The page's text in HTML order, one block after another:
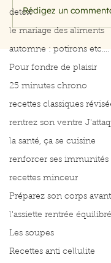
detox
le mariage des aliments
automne : potirons etc....
Pour fondre de plaisir
25 minutes chrono
recettes classiques
rentrez son ventre
la santé, ça se cuisine
renforcer ses immunités
recettes minceur
Préparez son corps
l'assiette rentrée
Les soupes
Recettes anti cellulite
Menus du 3 au
2026
Rédigez un